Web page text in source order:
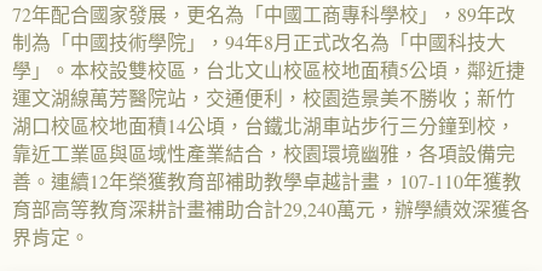
72年配合國家發展，更名為「中國工商專科學校」，89年改
制為「中國技術學院」，94年8月正式改名為「中國科技大
學」。本校設雙校區，台北文山校區校地面積5公頃，鄰近捷
運文湖線萬芳醫院站，交通便利，校園造景美不勝收；新竹
湖口校區校地面積14公頃，台鐵北湖車站步行三分鐘到校，
靠近工業區與區域性產業結合，校園環境幽雅，各項設備完
善。連續12年榮獲教育部補助教學卓越計畫，107-110年獲教
育部高等教育深耕計畫補助合計29,240萬元，辦學績效深獲各
界肯定。